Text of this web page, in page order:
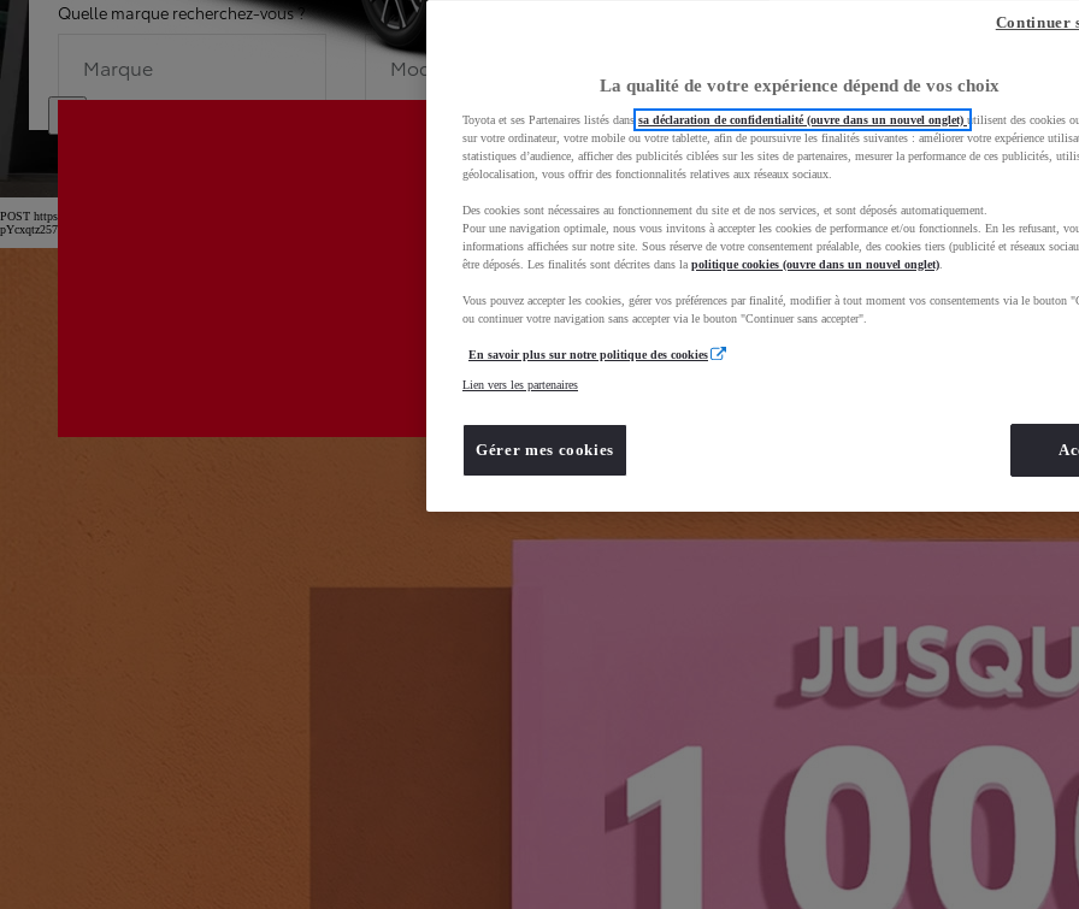
Quelle marque recherchez-vous ?
Marque
Quel modèle recherchez-vous ?
Modèle
Dans quelle
POST https://usc-webcomponents.toyota-europe.com/v1/car-filter-header/fr/fr?carFilter=used&brand=toyota&uscEnv=production&useGlobalStore=true&gclid=CjwKCAjwhNbTBhB4EiwAsFSg-
pYcxqtz257uljGAm
La qualité de votre expérience dépend de vos choix
Toyota et ses Partenaires listés dans sa déclaration de confidentialité (ouvre dans un nouvel onglet) utilisent des cookies
sur votre ordinateur, votre mobile ou votre tablette, afin de poursuivre les finalités suivantes : améliorer votre expérience
statistiques d’audience, afficher des publicités ciblées sur les sites de partenaires, mesurer la performance de ces publicités,
géolocalisation, vous offrir des fonctionnalités relatives aux réseaux sociaux.
Des cookies sont nécessaires au fonctionnement du site et de nos services, et sont déposés automatiquement.
Pour une navigation optimale, nous vous invitons à accepter les cookies de performance et/ou fonctionnels. En les refusant,
informations affichées sur notre site. Sous réserve de votre consentement préalable, des cookies tiers (publicité et réseaux
être déposés. Les finalités sont décrites dans la politique cookies (ouvre dans un nouvel onglet)
Vous pouvez accepter les cookies, gérer vos préférences par finalité, modifier à tout moment vos consentements via le bouton
ou continuer votre navigation sans accepter via le bouton "Continuer sans accepter".
En savoir plus sur notre politique des cookies
Lien vers les partenaires
Gérer mes cookies
Continuer